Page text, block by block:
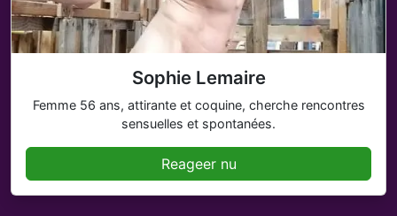
Sophie Lemaire
Femme 56 ans, attirante et coquine, cherche rencontres
sensuelles et spontanées.
Reageer nu